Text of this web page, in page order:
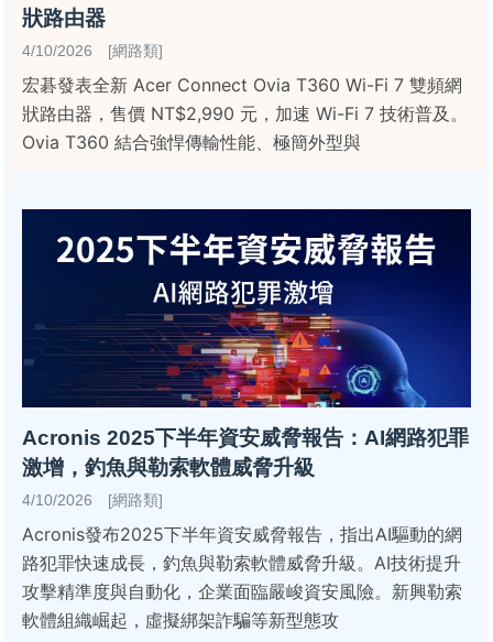
狀路由器
4/10/2026 [網路類]
宏碁發表全新 Acer Connect Ovia T360 Wi-Fi 7 雙頻網
狀路由器，售價 NT$2,990 元，加速 Wi-Fi 7 技術普及。
Ovia T360 結合強悍傳輸性能、極簡外型與
Acronis 2025下半年資安威脅報告：AI網路犯罪
激增，釣魚與勒索軟體威脅升級
4/10/2026 [網路類]
Acronis發布2025下半年資安威脅報告，指出AI驅動的網
路犯罪快速成長，釣魚與勒索軟體威脅升級。AI技術提升
攻擊精準度與自動化，企業面臨嚴峻資安風險。新興勒索
軟體組織崛起，虛擬綁架詐騙等新型態攻